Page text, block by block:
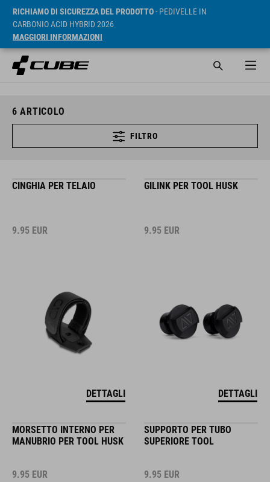
RICHIAMO DI SICUREZZA DEL PRODOTTO- PEDIVELLE IN
CARBONIO ACID HYBRID 2026
MAGGIORI INFORMAZIONI
6 ARTICOLO
FILTRO
CINGHIA PER TELAIO
9.95 EUR
DETTAGLI
GILINK PER TOOL HUSK
9.95 EUR
DETTAGLI
MORSETTO INTERNO PER
MANUBRIO PER TOOL HUSK
9.95 EUR
SUPPORTO PER TUBO
SUPERIORE TOOL
9.95 EUR